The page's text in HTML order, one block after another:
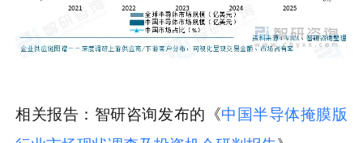
相关报告：智研咨询发布的《中国半导体掩膜版